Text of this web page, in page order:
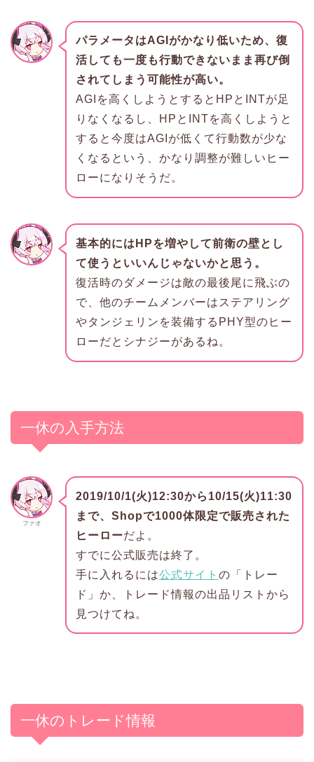
パラメータはAGIがかなり低いため、復
活しても一度も行動できないまま再び倒
されてしまう可能性が高い。
AGIを高くしようとするとHPとINTが足
りなくなるし、HPとINTを高くしようと
すると今度はAGIが低くて行動数が少な
くなるという、かなり調整が難しいヒー
ローになりそうだ。
基本的にはHPを増やして前衛の壁とし
て使うといいんじゃないかと思う。
復活時のダメージは敵の最後尾に飛ぶの
で、他のチームメンバーはステアリング
やタンジェリンを装備するPHY型のヒー
ローだとシナジーがあるね。
一休の入手方法
ファオ
2019/10/1(火)12:30から10/15(火)11:30
まで、Shopで1000体限定で販売された
ヒーローだよ。
すでに公式販売は終了。
手に入れるには公式サイト の「トレー
ド」か、トレード情報の出品リストから
見つけてね。
一休のトレード情報